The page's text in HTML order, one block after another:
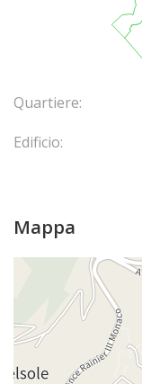
Quartiere:
Edificio:
Mappa